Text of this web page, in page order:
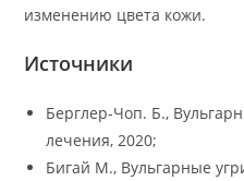
изменению цвета кожи.
Источники
Берглер-Чоп. Б.,
лечения, 2020;
Бигай М., Вульгарные